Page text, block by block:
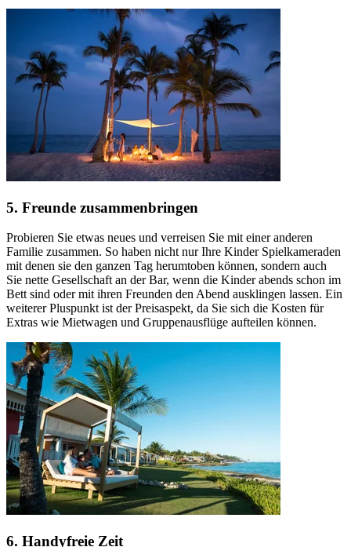
5. Freunde zusammenbringen
Probieren Sie etwas neues und verreisen Sie mit einer anderen
Familie zusammen. So haben nicht nur Ihre Kinder Spielkameraden
mit denen sie den ganzen Tag herumtoben können, sondern auch
Sie nette Gesellschaft an der Bar, wenn die Kinder abends schon im
Bett sind oder mit ihren Freunden den Abend ausklingen lassen. Ein
weiterer Pluspunkt ist der Preisaspekt, da Sie sich die Kosten für
Extras wie Mietwagen und Gruppenausflüge aufteilen können.
6. Handyfreie Zeit